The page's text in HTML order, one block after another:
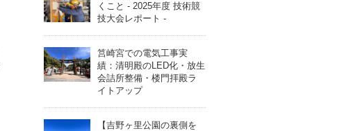
くこと - 2025年度 技術競
技大会レポート -
筥崎宮での電気工事実
績：清明殿のLED化・放生
会詰所整備・楼門拝殿ラ
イトアップ
【吉野ヶ里公園の裏側を